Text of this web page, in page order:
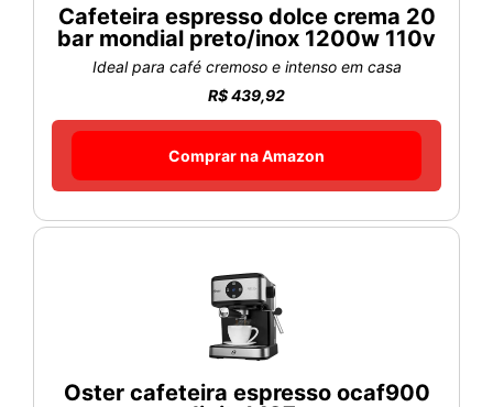
Cafeteira espresso dolce crema 20
bar mondial preto/inox 1200w 110v
Ideal para café cremoso e intenso em casa
R$ 439,92
Comprar na Amazon
Oster cafeteira espresso ocaf900